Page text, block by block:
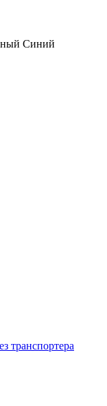
Синий
транспортера